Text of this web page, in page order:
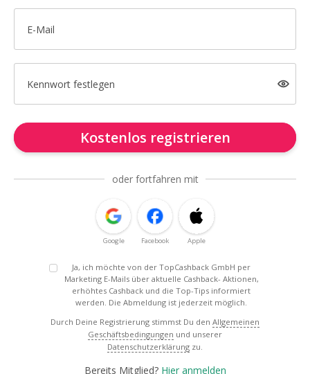
E-Mail
Kennwort festlegen
Kostenlos registrieren
oder fortfahren mit
Google Facebook Apple
Ja, ich möchte von der TopCashback GmbH per
Marketing E-Mails über aktuelle Cashback- Aktionen,
erhöhtes Cashback und die Top-Tips informiert
werden. Die Abmeldung ist jederzeit möglich.
Durch Deine Registrierung stimmst Du den Allgemeinen
Geschäftsbedingungen und unserer
Datenschutzerklärung zu.
Bereits Mitglied? Hier anmelden